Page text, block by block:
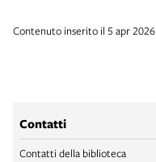
Contenuto inserito il 5 apr 2026
Contatti
Contatti della biblioteca